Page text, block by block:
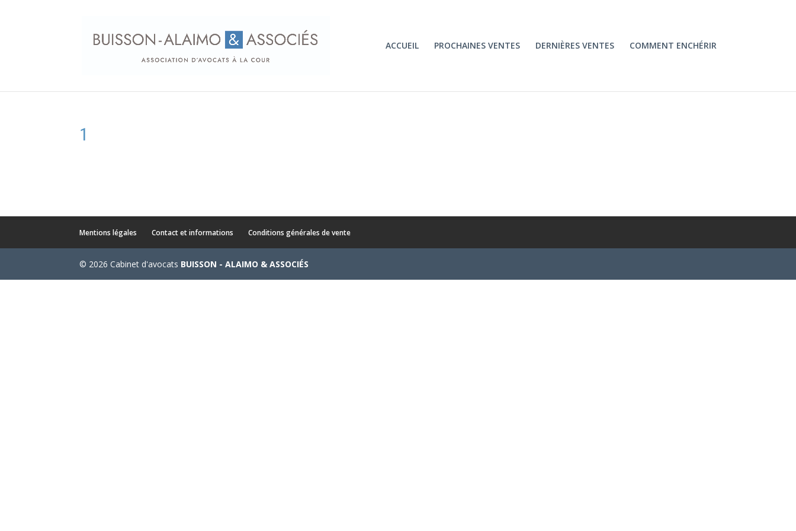
ACCUEIL PROCHAINES VENTES DERNIÈRES VENTES COMMENT ENCHÉRIR
1
Mentions légales Contact et informations Conditions générales de vente
© 2026 Cabinet d'avocats BUISSON - ALAIMO & ASSOCIÉS